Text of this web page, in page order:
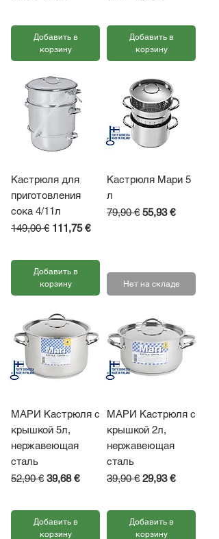
Добавить в
корзину
Добавить в
корзину
Кастрюля для
приготовления
сока 4/11л
Обычная цена
149,00 € Цена со скидкой
111,75 €
Добавить в
корзину
Кастрюля Мари 5
л
Обычная цена
79,90 € Цена со скидкой
55,93 €
Нет на складе
МАРИ Кастрюля с
крышкой 5л,
нержавеющая
сталь
Обычная цена
52,90 € Цена со скидкой
39,68 €
Добавить в
корзину
МАРИ Кастрюля с
крышкой 2л,
нержавеющая
сталь
Обычная цена
39,90 € Цена со скидкой
29,93 €
Добавить в
корзину